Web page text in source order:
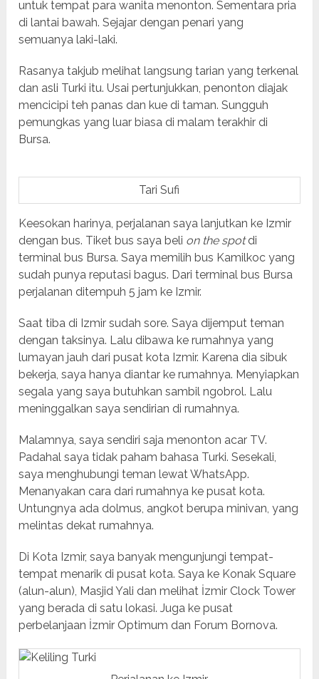
untuk tempat para wanita menonton. Sementara pria
di lantai bawah. Sejajar dengan penari yang
semuanya laki-laki.
Rasanya takjub melihat langsung tarian yang terkenal
dan asli Turki itu. Usai pertunjukkan, penonton diajak
mencicipi teh panas dan kue di taman. Sungguh
pemungkas yang luar biasa di malam terakhir di
Bursa.
Tari Sufi
Keesokan harinya, perjalanan saya lanjutkan ke Izmir
dengan bus. Tiket bus saya beli on the spotdi
terminal bus Bursa. Saya memilih bus Kamilkoc yang
sudah punya reputasi bagus. Dari terminal bus Bursa
perjalanan ditempuh 5 jam ke Izmir.
Saat tiba di Izmir sudah sore. Saya dijemput teman
dengan taksinya. Lalu dibawa ke rumahnya yang
lumayan jauh dari pusat kota Izmir. Karena dia sibuk
bekerja, saya hanya diantar ke rumahnya. Menyiapkan
segala yang saya butuhkan sambil ngobrol. Lalu
meninggalkan saya sendirian di rumahnya.
Malamnya, saya sendiri saja menonton acar TV.
Padahal saya tidak paham bahasa Turki. Sesekali,
saya menghubungi teman lewat WhatsApp.
Menanyakan cara dari rumahnya ke pusat kota.
Untungnya ada dolmus, angkot berupa minivan, yang
melintas dekat rumahnya.
Di Kota Izmir, saya banyak mengunjungi tempat-
tempat menarik di pusat kota. Saya ke Konak Square
(alun-alun), Masjid Yali dan melihat İzmir Clock Tower
yang berada di satu lokasi. Juga ke pusat
perbelanjaan İzmir Optimum dan Forum Bornova.